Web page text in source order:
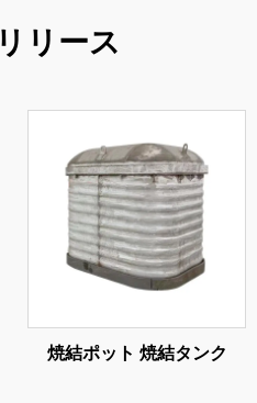
リース
焼結ポット 焼結タンク